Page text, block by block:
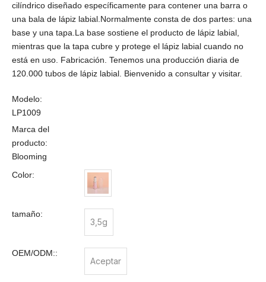
cilíndrico diseñado específicamente para contener una barra o
una bala de lápiz labial.Normalmente consta de dos partes: una
base y una tapa.La base sostiene el producto de lápiz labial,
mientras que la tapa cubre y protege el lápiz labial cuando no
está en uso. Fabricación. Tenemos una producción diaria de
120.000 tubos de lápiz labial. Bienvenido a consultar y visitar.
Modelo:
LP1009
Marca del
producto:
Blooming
Color:
tamaño:
3,5g
OEM/ODM::
Aceptar